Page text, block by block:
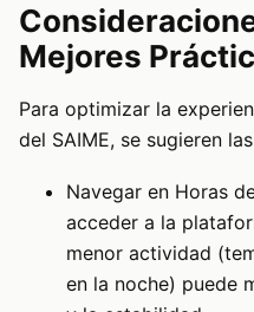
Mejores
Para optimizar la
del SAIME, se sugieren
Navegar en Horas
acceder a la
menor actividad
en la noche) puede